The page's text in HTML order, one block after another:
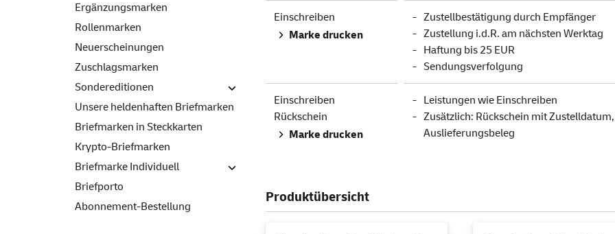
Ergänzungsmarken
Rollenmarken
Neuerscheinungen
Zuschlagsmarken
Sondereditionen
Unsere heldenhaften Briefmarken
Briefmarken in Steckkarten
Krypto-Briefmarken
Briefmarke Individuell
Briefporto
Abonnement-Bestellung
Einschreiben
Marke drucken
Zustellbestätigung durch Empfänger
Zustellung i.d.R. am nächsten Werktag
Haftung bis 25 EUR
Sendungsverfolgung
Einschreiben
Rückschein
Marke drucken
Leistungen wie Einschreiben
Zusätzlich: Rückschein mit
Auslieferungsbeleg
Produktübersicht